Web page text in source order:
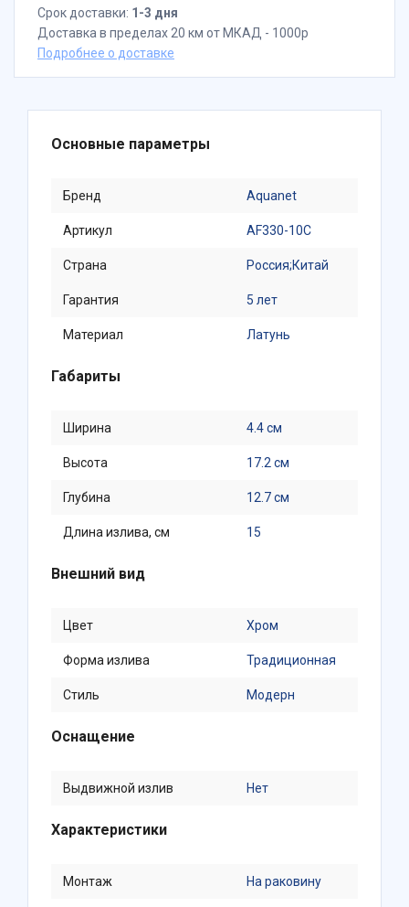
Срок доставки: 1-3 дня
Доставка в пределах 20 км от МКАД - 1000р
Подробнее о доставке
Основные параметры
Бренд Aquanet
Артикул AF330-10C
Страна Россия;Китай
Гарантия 5 лет
Материал Латунь
Габариты
Ширина 4.4 см
Высота 17.2 см
Глубина 12.7 см
Длина излива, см 15
Внешний вид
Цвет Хром
Форма излива Традиционная
Стиль Модерн
Оснащение
Выдвижной излив Нет
Характеристики
Монтаж На раковину